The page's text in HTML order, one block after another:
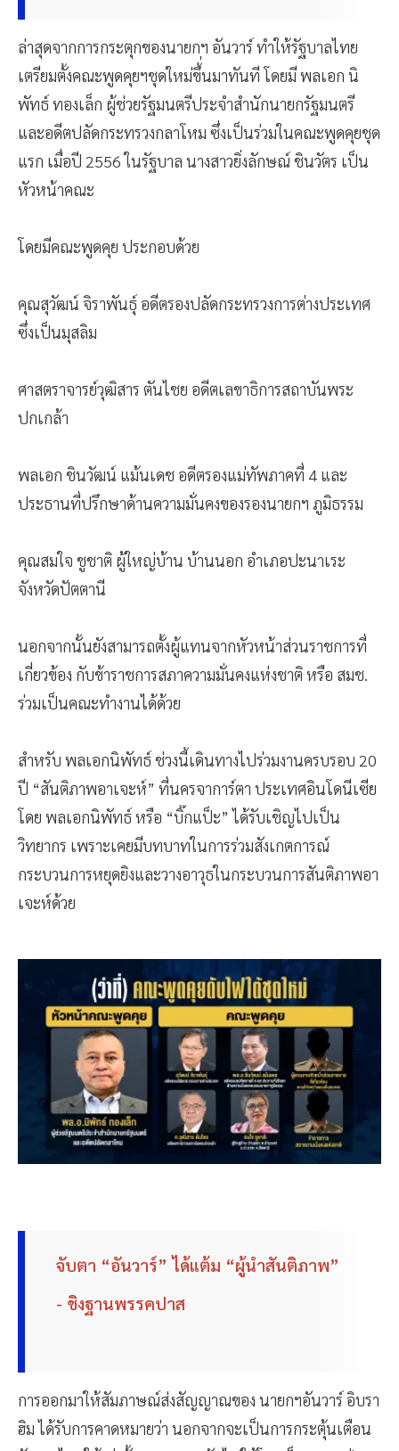
ล่าสุดจากการกระตุกของนายกฯ อันวาร์ ทำให้รัฐบาลไทย
เตรียมตั้งคณะพูดคุยฯชุดใหม่ขึ้่นมาทันที โดยมี พลเอก นิ
พัทธ์ ทองเล็ก ผู้ช่วยรัฐมนตรีประจำสำนักนายกรัฐมนตรี
และอดีตปลัดกระทรวงกลาโหม ซึ่งเป็นร่วมในคณะพูดคุยชุด
แรก เมื่อปี 2556 ในรัฐบาล นางสาวยิ่งลักษณ์ ชินวัตร เป็น
หัวหน้าคณะ
โดยมีคณะพูดคุย ประกอบด้วย
คุณสุวัฒน์ จิราพันธุ์ อดีตรองปลัดกระทรวงการต่างประเทศ
ซึ่งเป็นมุสลิม
ศาสตราจารย์วุฒิสาร ตันไชย อดีตเลขาธิการสถาบันพระ
ปกเกล้า
พลเอก ชินวัฒน์ แม้นเดช อดีตรองแม่ทัพภาคที่ 4 และ
ประธานที่ปรึกษาด้านความมั่นคงของรองนายกฯ ภูมิธรรม
คุณสมใจ ชูชาติ ผู้ใหญ่บ้าน บ้านนอก อำเภอปะนาเระ
จังหวัดปัตตานี
นอกจากนั้นยังสามารถตั้งผู้แทนจากหัวหน้าส่วนราชการที่
เกี่ยวข้อง กับข้าราชการสภาความมั่นคงแห่งชาติ หรือ สมช.
ร่วมเป็นคณะทำงานได้ด้วย
สำหรับ พลเอกนิพัทธ์ ช่วงนี้เดินทางไปร่วมงานครบรอบ 20
ปี “สันติภาพอาเจะห์” ที่นครจาการ์ตา ประเทศอินโดนีเซีย
โดย พลเอกนิพัทธ์ หรือ “บิ๊กแป็ะ” ได้รับเชิญไปเป็น
วิทยากร เพราะเคยมีบทบาทในการร่วมสังเกตการณ์
กระบวนการหยุดยิงและวางอาวุธในกระบวนการสันติภาพอา
เจะห์ด้วย
จับตา “อันวาร์” ได้แต้ม “ผู้นำสันติภาพ”
- ชิงฐานพรรคปาส
การออกมาให้สัมภาษณ์ส่งสัญญาณของ นายกฯอันวาร์ อิบรา
ฮิม ได้รับการคาดหมายว่า นอกจากจะเป็นการกระตุ้นเตือน